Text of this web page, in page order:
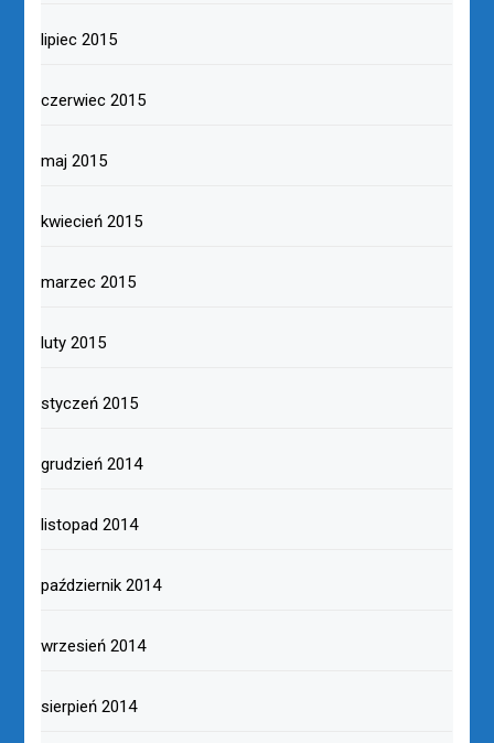
lipiec 2015
czerwiec 2015
maj 2015
kwiecień 2015
marzec 2015
luty 2015
styczeń 2015
grudzień 2014
listopad 2014
październik 2014
wrzesień 2014
sierpień 2014